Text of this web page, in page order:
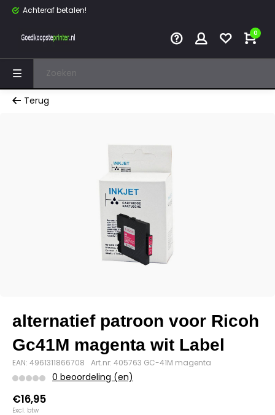
Achteraf betalen!
0
Terug
alternatief patroon voor Ricoh
Gc41M magenta wit Label
EAN: 4961311866708 Art.nr: 405763 GC-41M magenta
0 beoordeling (en)
€16,95
Excl. btw